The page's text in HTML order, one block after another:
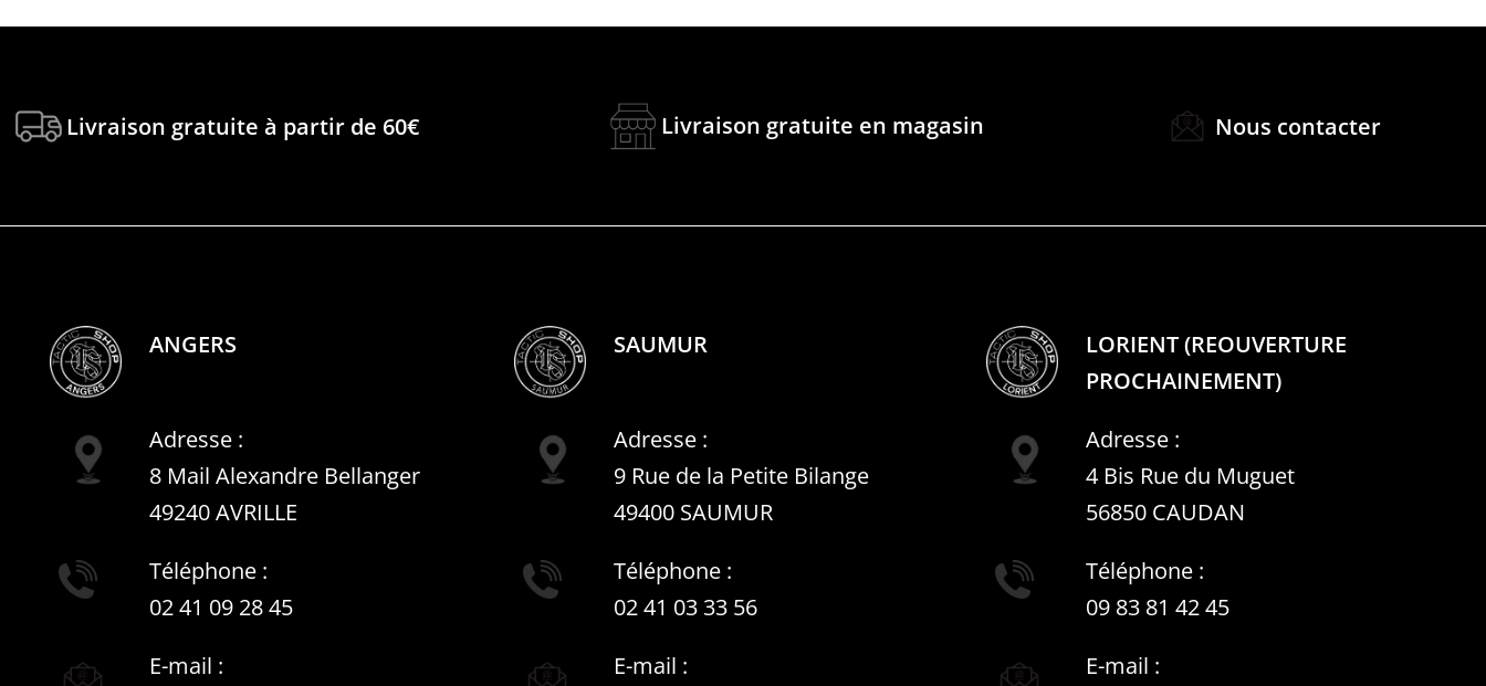
Livraison gratuite à partir de 60€ Livraison gratuite en magasin Nous contacter
ANGERS SAUMUR
LORIENT (REOUVERTURE
PROCHAINEMENT)
Adresse :
8 Mail Alexandre Bellanger
49240 AVRILLE
Adresse :
9 Rue de la Petite Bilange
49400 SAUMUR
Adresse :
4 Bis Rue du Muguet
56850 CAUDAN
Téléphone :
02 41 09 28 45
Téléphone :
02 41 03 33 56
Téléphone :
09 83 81 42 45
E-mail :
E-mail :
E-mail :